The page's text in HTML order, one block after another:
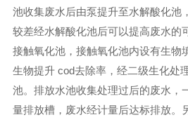
池收集废水后由泵提升至水解酸化池
较差经水解酸化池后可以提高废水的
接触氧化池，接触氧化池内设有生物
生物提升 cod去除率，经二级生化处
池。排放水池收集处理过后的废水，
量排放槽，废水经计量后达标排放。